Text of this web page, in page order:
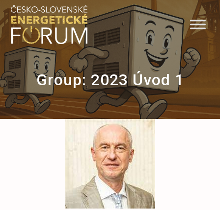
to
content
Group: 2023 Úvod 1